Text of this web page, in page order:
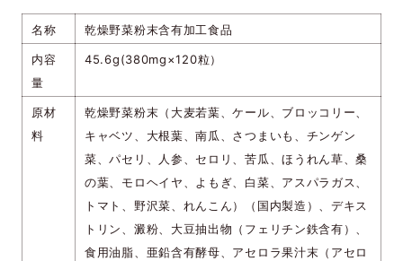
名称 乾燥野菜粉末含有加工食品
内容
量
45.6g(380mg×120粒）
原材
料
乾燥野菜粉末（大麦若葉、ケール、ブロッコリー、
キャベツ、大根葉、南瓜、さつまいも、チンゲン
菜、パセリ、人参、セロリ、苦瓜、ほうれん草、桑
の葉、モロヘイヤ、よもぎ、白菜、アスパラガス、
トマト、野沢菜、れんこん）（国内製造）、デキス
トリン、澱粉、大豆抽出物（フェリチン鉄含有）、
食用油脂、亜鉛含有酵母、アセロラ果汁末（アセロ